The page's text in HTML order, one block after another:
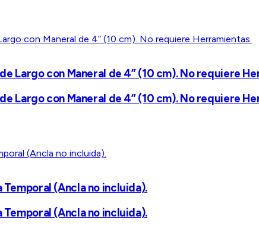
Largo con Maneral de 4” (10 cm). No requiere
Largo con Maneral de 4” (10 cm). No requiere
(Ancla no incluida).
(Ancla no incluida).